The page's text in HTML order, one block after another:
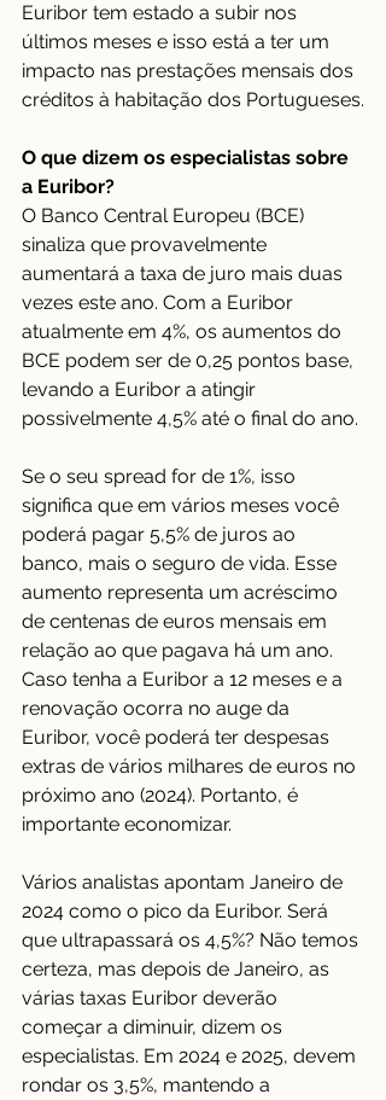
Euribor tem estado a subir nos
últimos meses e isso está a ter um
impacto nas prestações mensais dos
créditos à habitação dos Portugueses.
O que dizem os especialistas sobre
a Euribor?
O Banco Central Europeu (BCE)
sinaliza que provavelmente
aumentará a taxa de juro mais duas
vezes este ano. Com a Euribor
atualmente em 4%, os aumentos do
BCE podem ser de 0,25 pontos base,
levando a Euribor a atingir
possivelmente 4,5% até o final do ano.
Se o seu spread for de 1%, isso
significa que em vários meses você
poderá pagar 5,5% de juros ao
banco, mais o seguro de vida. Esse
aumento representa um acréscimo
de centenas de euros mensais em
relação ao que pagava há um ano.
Caso tenha a Euribor a 12 meses e a
renovação ocorra no auge da
Euribor, você poderá ter despesas
extras de vários milhares de euros no
próximo ano (2024). Portanto, é
importante economizar.
Vários analistas apontam Janeiro de
2024 como o pico da Euribor. Será
que ultrapassará os 4,5%? Não temos
certeza, mas depois de Janeiro, as
várias taxas Euribor deverão
começar a diminuir, dizem os
especialistas. Em 2024 e 2025, devem
rondar os 3,5%, mantendo a